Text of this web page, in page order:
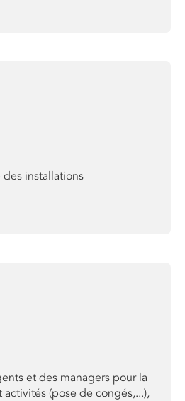
installations
et des managers pour la
(pose de congés,...),